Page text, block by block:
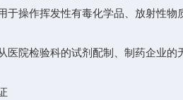
于操作挥发性有毒化学品、放射性
医院检验科的试剂配制、制药企业